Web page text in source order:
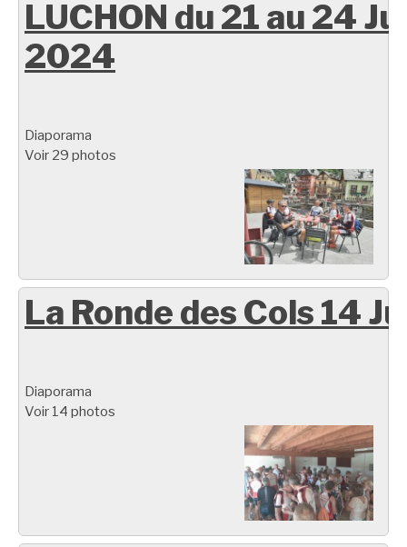
LUCHON du 21 au 24
2024
Diaporama
Voir 29 photos
La Ronde des Cols 14
Diaporama
Voir 14 photos